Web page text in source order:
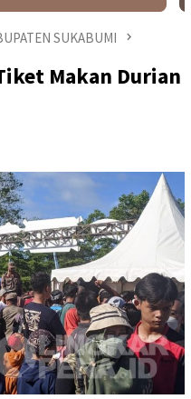
SUKABUMI
Makan Durian